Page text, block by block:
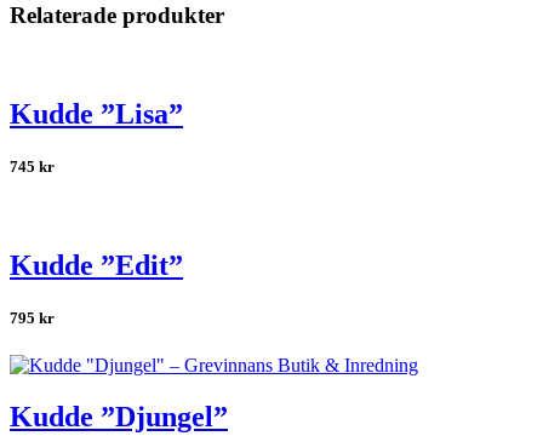
Relaterade produkter
Kudde ”Lisa”
745 kr
Kudde ”Edit”
795 kr
Kudde ”Djungel”